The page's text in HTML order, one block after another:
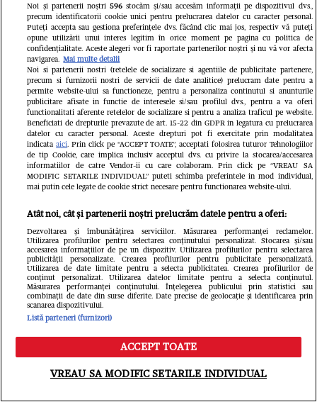
Nepotul lui Mircea Lucescu,
mărturisiri emoționante despre
bunicul său, la trei luni de la moartea
marelui antrenor: „Un om special,
extrem de apropiat de familie”
Meniu Caută
Noi și partenerii noștri 596stocăm și/sau accesăm informații pe dispozitivul dvs.,
precum identificatorii cookie unici pentru prelucrarea datelor cu caracter personal.
Puteți accepta sau gestiona preferințele dvs. făcând clic mai jos, respectiv vă puteți
opune utilizării unui interes legitim în orice moment pe pagina cu politica de
confidențialitate. Aceste alegeri vor fi raportate partenerilor noștri și nu vă vor afecta
navigarea. Mai multe detalii
Noi si partenerii nostri (retelele de socializare si agentiile de publicitate partenere,
precum si furnizorii nostri de servicii de date analitice) prelucram date pentru a
permite website-ului sa functioneze, pentru a personaliza continutul si anunturile
publicitare afisate in functie de interesele si/sau profilul dvs., pentru a va oferi
functionalitati aferente retelelor de socializare si pentru a analiza traficul pe website.
Beneficiati de drepturile prevazute de art. 15-22 din GDPR in legatura cu prelucrarea
datelor cu caracter personal. Aceste drepturi pot fi exercitate prin modalitatea
indicataaici. Prin click pe “ACCEPT TOATE”, acceptati folosirea tuturor Tehnologiilor
de tip Cookie, care implica inclusiv acceptul dvs. cu privire la stocarea/accesarea
informatiilor de catre Vendor-ii cu care colaboram. Prin click pe “VREAU SA
MODIFIC SETARILE INDIVIDUAL” puteti schimba preferintele in mod individual,
mai putin cele legate de cookie strict necesare pentru functionarea website-ului.
Atât noi, cât și partenerii noștri prelucrăm datele pentru a oferi:
Dezvoltarea și îmbunătățirea serviciilor. Măsurarea performanței reclamelor.
Utilizarea profilurilor pentru selectarea conținutului personalizat. Stocarea și/sau
accesarea informațiilor de pe un dispozitiv. Utilizarea profilurilor pentru selectarea
publicității personalizate. Crearea profilurilor pentru publicitate personalizată.
Utilizarea de date limitate pentru a selecta publicitatea. Crearea profilurilor de
conținut personalizat. Utilizarea datelor limitate pentru a selecta conținutul.
Măsurarea performanței conținutului. Înțelegerea publicului prin statistici sau
combinații de date din surse diferite. Date precise de geolocație și identificarea prin
scanarea dispozitivului.
Listă parteneri (furnizori)
ACCEPT TOATE
VREAU SA MODIFIC SETARILE INDIVIDUAL